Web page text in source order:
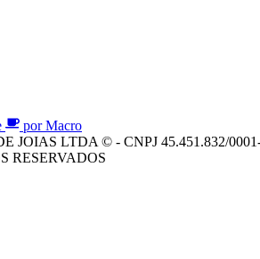
por Macro
JOIAS LTDA © - CNPJ 45.451.832/
RESERVADOS